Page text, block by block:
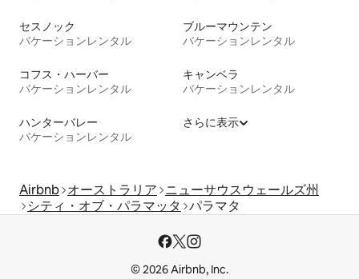
セスノック
バケーションレンタル
ブルーマウンテン
バケーションレンタル
コフス・ハーバー
バケーションレンタル
キャンベラ
バケーションレンタル
ハンターバレー
バケーションレンタル
さらに表示
Airbnb オーストラリア ニューサウスウェールズ州
シティ・オブ・パラマッタ パラマタ
© 2026 Airbnb, Inc.